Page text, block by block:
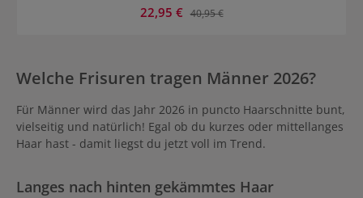
AHA e Omega 9 per una riparazione profonda. AHA rinnova i
legami all'interno dei capelli, mentre Omega 9 riempie i capelli
calore, UV, extension, elastici o decolorazioni. Il risultato: capelli
visibilmente sani, belli e morbidi. Tutti i vantaggi di Wella Ultimate
dall'interno e dall'esterno Rinnova i legami all'interno dei capelli
con AHA Omega 9 riempie i capelli dall'esterno Mirata alle zone
più danneggiate Tecnologia brevettata per una riparazione
intensiva Adatta a tutti i tipi e strutture di capelli (ricci, lisci,
animale Con protezione del colore Senza test sugli animali
Prezzo di vendita:
22,95 € Prezzo normale:
40,95 €
Welche Frisuren tragen Männer 2026?
Für Männer wird das Jahr 2026 in puncto Haarschnitte bunt,
vielseitig und natürlich! Egal ob du kurzes oder mittellanges
Haar hast - damit liegst du jetzt voll im Trend.
Langes nach hinten gekämmtes Haar